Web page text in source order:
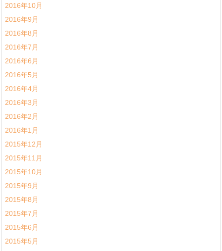
2016年10月
2016年9月
2016年8月
2016年7月
2016年6月
2016年5月
2016年4月
2016年3月
2016年2月
2016年1月
2015年12月
2015年11月
2015年10月
2015年9月
2015年8月
2015年7月
2015年6月
2015年5月